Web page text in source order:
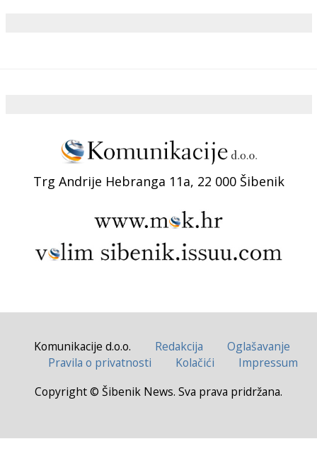
Trg Andrije Hebranga 11a, 22 000 Šibenik
Komunikacije d.o.o. Redakcija
Oglašavanje
Pravila o privatnosti
Kolačići
Impressum
Copyright © Šibenik News. Sva prava pridržana.